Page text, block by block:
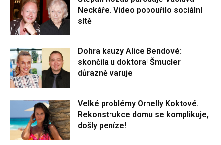
Neckáře. Video pobouřilo sociální
sítě
Dohra kauzy Alice Bendové:
skončila u doktora! Šmucler
důrazně varuje
Velké problémy Ornelly Koktové.
Rekonstrukce domu se komplikuje,
došly peníze!